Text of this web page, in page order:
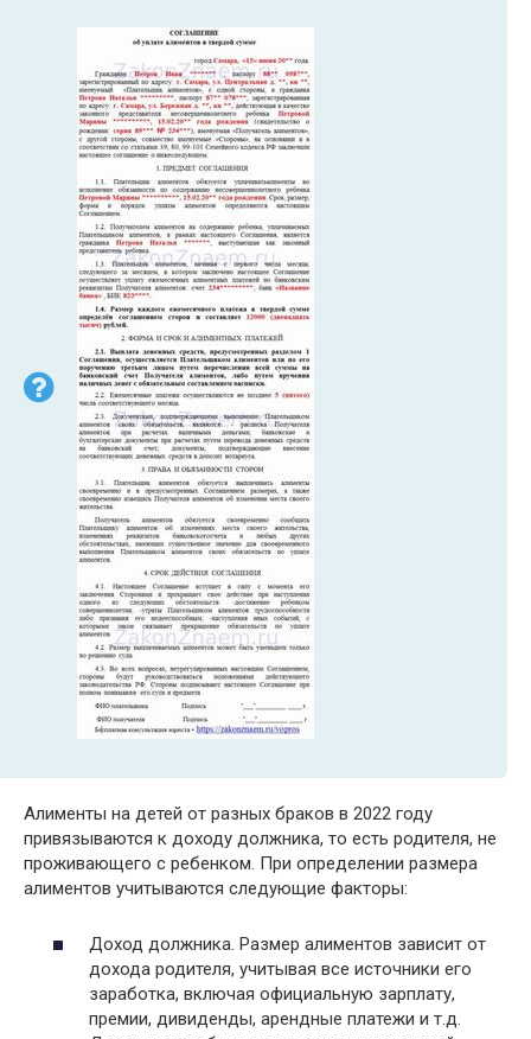
Алименты на детей от разных браков в 2022 году
привязываются к доходу должника, то есть родителя, не
проживающего с ребенком. При определении размера
алиментов учитываются следующие факторы:
Доход должника. Размер алиментов зависит от
дохода родителя, учитывая все источники его
заработка, включая официальную зарплату,
премии, дивиденды, арендные платежи и т.д.